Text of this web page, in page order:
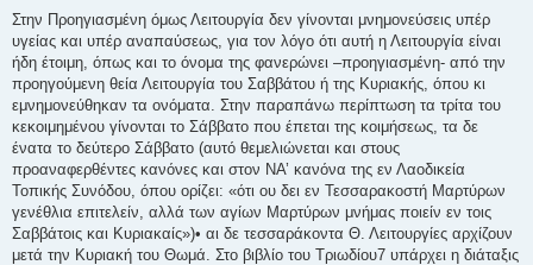
Στην Προηγιασμένη όμως Λειτουργία δεν γίνονται μνημονεύσεις υπέρ
υγείας και υπέρ αναπαύσεως, για τον λόγο ότι αυτή η Λειτουργία είναι
ήδη έτοιμη, όπως και το όνομα της φανερώνει –προηγιασμένη- από την
προηγούμενη θεία Λειτουργία του Σαββάτου ή της Κυριακής, όπου κι
εμνημονεύθηκαν τα ονόματα. Στην παραπάνω περίπτωση τα τρίτα του
κεκοιμημένου γίνονται το Σάββατο που έπεται της κοιμήσεως, τα δε
ένατα το δεύτερο Σάββατο (αυτό θεμελιώνεται και στους
προαναφερθέντες κανόνες και στον ΝΑ’ κανόνα της εν Λαοδικεία
Τοπικής Συνόδου, όπου ορίζει: «ότι ου δει εν Τεσσαρακοστή Μαρτύρων
γενέθλια επιτελείν, αλλά των αγίων Μαρτύρων μνήμας ποιείν εν τοις
Σαββάτοις και Κυριακαίς»)• αι δε τεσσαράκοντα Θ. Λειτουργίες αρχίζουν
μετά την Κυριακή του Θωμά. Στο βιβλίο του Τριωδίου7 υπάρχει η διάταξις